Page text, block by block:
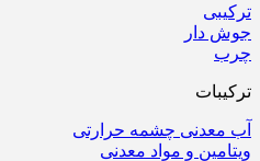
ترکیبی
جوش دار
چرب
ترکیبات
آب معدنی چشمه حرارتی
ویتامین و مواد معدنی